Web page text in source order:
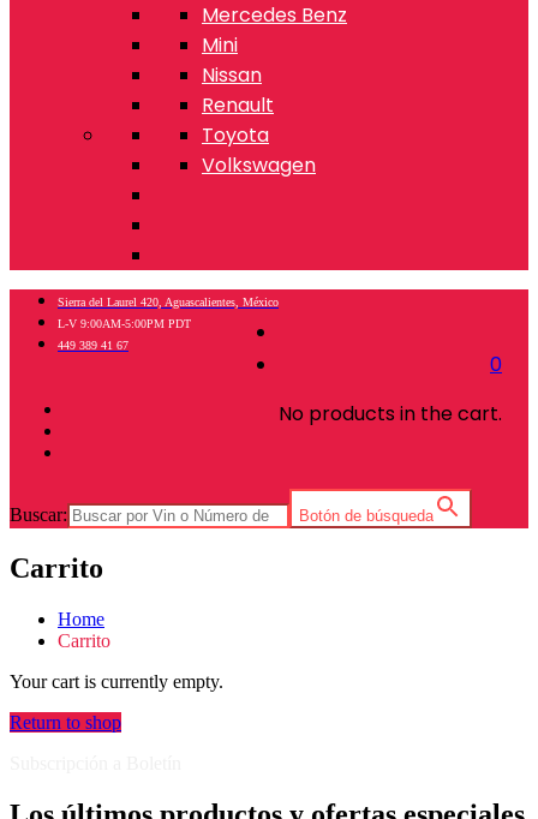
Mercedes Benz
Mini
Nissan
Renault
Toyota
Volkswagen
0
No products in the cart.
Sierra del Laurel 420, Aguascalientes, México
L-V 9:00AM-5:00PM PDT
449 389 41 67
Buscar: Botón de búsqueda
Carrito
Home
Carrito
Your cart is currently empty.
Return to shop